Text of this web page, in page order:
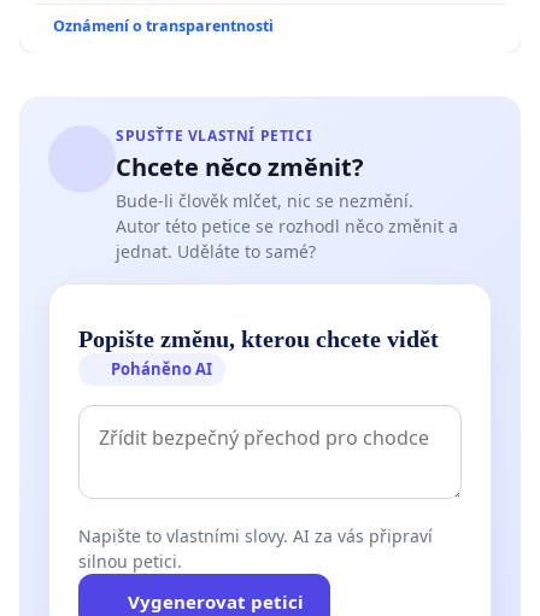
Oznámení o transparentnosti
SPUSŤTE VLASTNÍ PETICI
Chcete něco změnit?
Bude-li člověk mlčet, nic se nezmění.
Autor této petice se rozhodl něco změnit a
jednat. Uděláte to samé?
Popište změnu, kterou chcete vidět
Poháněno AI
Napište to vlastními slovy. AI za vás připraví
silnou petici.
Vygenerovat petici